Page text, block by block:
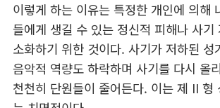
이렇게 하는 이유는 특정한 개인에 의해
들에게 생길 수 있는 정신적 피해나 사기
소화하기 위한 것이다. 사기가 저하된 성
음악적 역량도 하락하며 사기를 다시 올
천천히 단원들이 줄어든다. 이는 제 II 형